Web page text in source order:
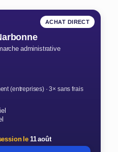
ACHAT DIRECT
administrative
(entreprises) · 3× sans frais
le11 août